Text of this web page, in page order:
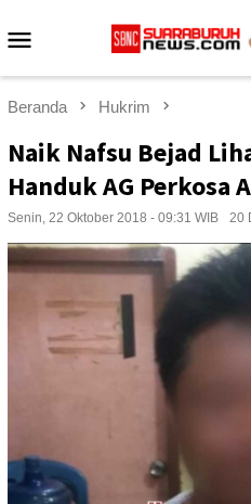
ke
Beranda Hukrim
Naik Nafsu Bejad
Handuk AG Perkosa
Senin, 22 Oktober 2018 - 09:31 WIB 20